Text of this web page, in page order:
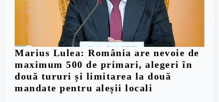
Marius Lulea: România are nevoie de
maximum 500 de primari, alegeri în
două tururi și limitarea la două
mandate pentru aleșii locali